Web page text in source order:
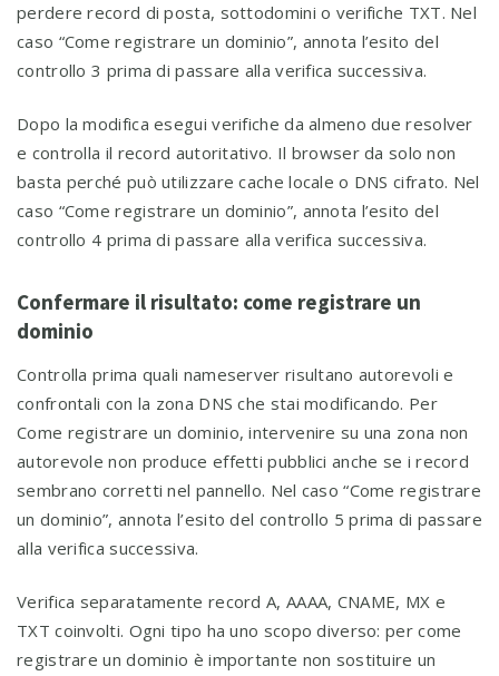
perdere record di posta, sottodomini o verifiche TXT. Nel
caso “Come registrare un dominio”, annota l’esito del
controllo 3 prima di passare alla verifica successiva.
Dopo la modifica esegui verifiche da almeno due resolver
e controlla il record autoritativo. Il browser da solo non
basta perché può utilizzare cache locale o DNS cifrato. Nel
caso “Come registrare un dominio”, annota l’esito del
controllo 4 prima di passare alla verifica successiva.
Confermare il risultato: come registrare un
dominio
Controlla prima quali nameserver risultano autorevoli e
confrontali con la zona DNS che stai modificando. Per
Come registrare un dominio, intervenire su una zona non
autorevole non produce effetti pubblici anche se i record
sembrano corretti nel pannello. Nel caso “Come registrare
un dominio”, annota l’esito del controllo 5 prima di passare
alla verifica successiva.
Verifica separatamente record A, AAAA, CNAME, MX e
TXT coinvolti. Ogni tipo ha uno scopo diverso: per come
registrare un dominio è importante non sostituire un